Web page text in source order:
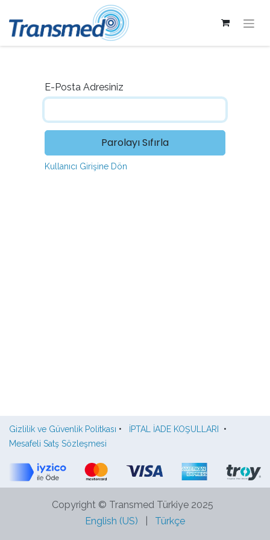
E-Posta Adresiniz
Parolayı Sıfırla
Kullanıcı Girişine Dön
Gizlilik ve Güvenlik Politkası • İPTAL İADE KOŞULLARI
•
Mesafeli Satş Sözleşmesi
Copyright © Transmed Türkiye 2025
English (US)
Türkçe